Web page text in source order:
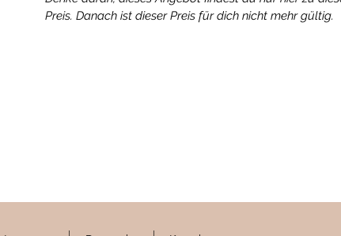
Preis. Danach ist dieser Preis für dich nicht mehr gültig.